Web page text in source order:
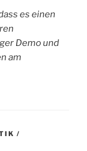
es einen
Demo und
am
/